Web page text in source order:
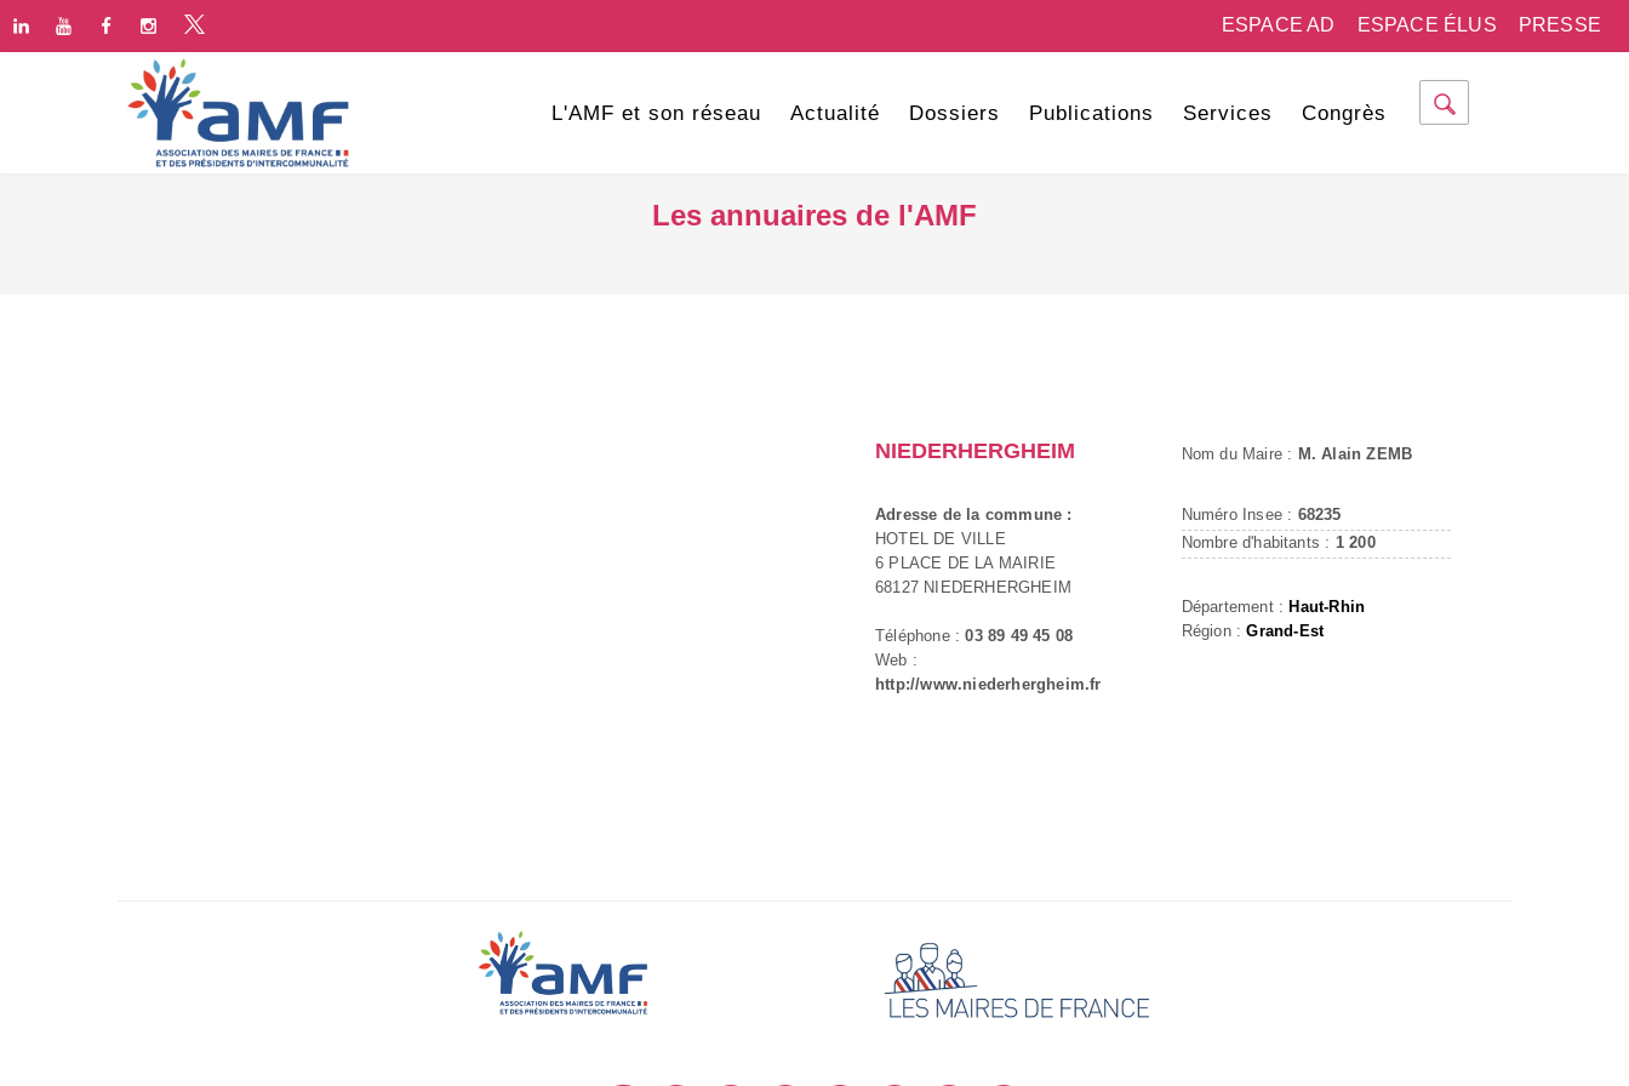
PRESSE
ESPACE ÉLUS
ESPACE AD
L'AMF et son réseau Actualité Dossiers Publications Services Congrès
Les annuaires de l'AMF
NIEDERHERGHEIM
Adresse de la commune :
HOTEL DE VILLE
6 PLACE DE LA MAIRIE
68127 NIEDERHERGHEIM
Téléphone :03 89 49 45 08
Web :
http://www.niederhergheim.fr
Nom du Maire : M. Alain ZEMB
Numéro Insee : 68235
Nombre d'habitants : 1 200
Département : Haut-Rhin
Région :Grand-Est